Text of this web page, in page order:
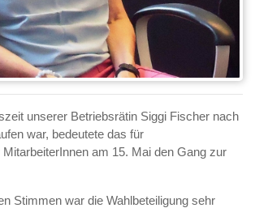
unserer Betriebsrätin Siggi Fischer nach
war, bedeutete das für
am 15. Mai den Gang zur
Stimmen war die Wahlbeteiligung sehr